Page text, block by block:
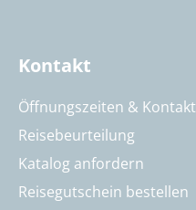
Kontakt
Öffnungszeiten & Kontakt
Reisebeurteilung
Katalog anfordern
Reisegutschein bestellen